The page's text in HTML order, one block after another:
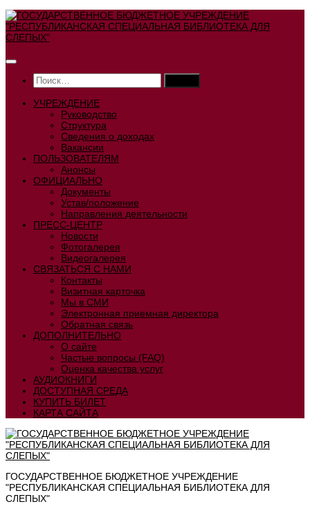
Перейти
к
содержимому
Найти:
УЧРЕЖДЕНИЕ
Руководство
Структура
Сведения о доходах
Вакансии
ПОЛЬЗОВАТЕЛЯМ
Анонсы
ОФИЦИАЛЬНО
Документы
Устав/положение
Направления деятельности
ПРЕСС-ЦЕНТР
Новости
Фотогалерея
Видеогалерея
СВЯЗАТЬСЯ С НАМИ
Контакты
Визитная карточка
Мы в СМИ
Электронная приемная директора
Обратная связь
ДОПОЛНИТЕЛЬНО
О сайте
Частые вопросы (FAQ)
Оценка качества услуг
АУДИОКНИГИ
ДОСТУПНАЯ СРЕДА
КУПИТЬ БИЛЕТ
КАРТА САЙТА
ГОСУДАРСТВЕННОЕ БЮДЖЕТНОЕ УЧРЕЖДЕНИЕ
"РЕСПУБЛИКАНСКАЯ СПЕЦИАЛЬНАЯ БИБЛИОТЕКА ДЛЯ
СЛЕПЫХ"